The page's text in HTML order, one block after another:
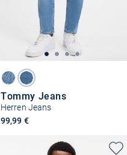
Tommy Jeans
Herren Jeans
99,99 €